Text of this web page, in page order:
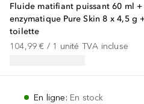
Fluide matifiant puissant 60 ml
enzymatique Pure Skin 8 x 4,5 g
toilette
104,99 € / 1 unité TVA incluse
En ligne: En stock